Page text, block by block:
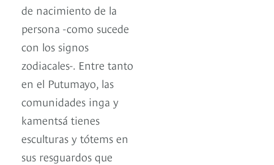
de nacimiento de la
persona -como sucede
con los signos
zodiacales-. Entre tanto
en el Putumayo, las
comunidades inga y
kamentsá tienes
esculturas y tótems en
sus resguardos que